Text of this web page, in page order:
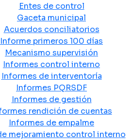
Entes de control
Gaceta municipal
Acuerdos conciliatorios
Informe primeros 100 días
Mecanismo supervisión
Informes control interno
Informes de interventoría
Informes PQRSDF
Informes de gestión
rendición de cuentas
Informes de empalme
mejoramiento control interno